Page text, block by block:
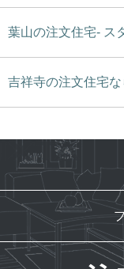
葉山の注文住宅- ス
吉祥寺の注文住宅